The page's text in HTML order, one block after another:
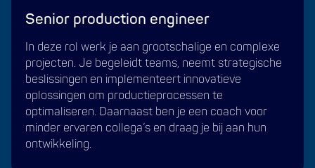
Senior production engineer
In deze rol werk je aan grootschalige en complexe
projecten. Je begeleidt teams, neemt strategische
beslissingen en implementeert innovatieve
oplossingen om productieprocessen te
optimaliseren. Daarnaast ben je een coach voor
minder ervaren collega’s en draag je bij aan hun
ontwikkeling.